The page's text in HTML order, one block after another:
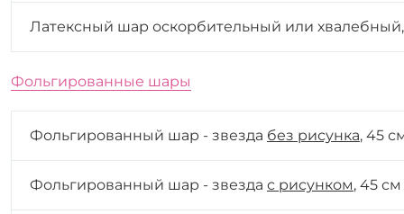
Латексный шар оскорбительный или
Фольгированные шары
Фольгированный шар - звезда без рисунка, 45
Фольгированный шар - звезда с рисунком, 45 см